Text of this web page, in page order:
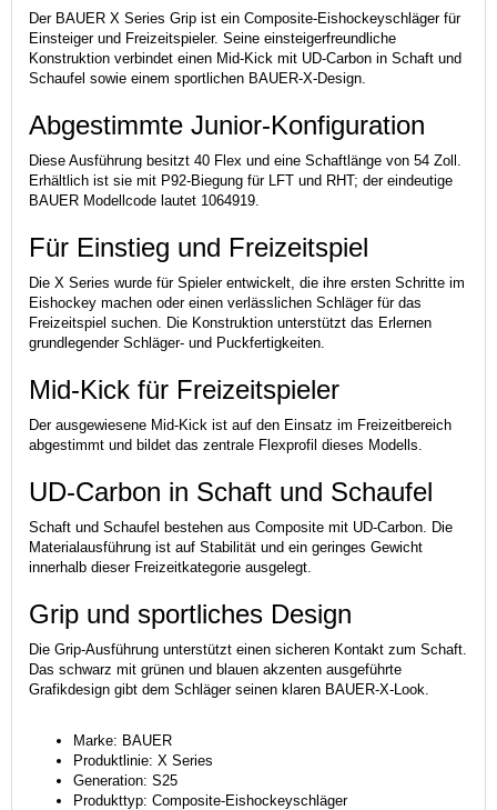
Der BAUER X Series Grip ist ein Composite-Eishockeyschläger für
Einsteiger und Freizeitspieler. Seine einsteigerfreundliche
Konstruktion verbindet einen Mid-Kick mit UD-Carbon in Schaft und
Schaufel sowie einem sportlichen BAUER-X-Design.
Abgestimmte Junior-Konfiguration
Diese Ausführung besitzt 40 Flex und eine Schaftlänge von 54 Zoll.
Erhältlich ist sie mit P92-Biegung für LFT und RHT; der eindeutige
BAUER Modellcode lautet 1064919.
Für Einstieg und Freizeitspiel
Die X Series wurde für Spieler entwickelt, die ihre ersten Schritte im
Eishockey machen oder einen verlässlichen Schläger für das
Freizeitspiel suchen. Die Konstruktion unterstützt das Erlernen
grundlegender Schläger- und Puckfertigkeiten.
Mid-Kick für Freizeitspieler
Der ausgewiesene Mid-Kick ist auf den Einsatz im Freizeitbereich
abgestimmt und bildet das zentrale Flexprofil dieses Modells.
UD-Carbon in Schaft und Schaufel
Schaft und Schaufel bestehen aus Composite mit UD-Carbon. Die
Materialausführung ist auf Stabilität und ein geringes Gewicht
innerhalb dieser Freizeitkategorie ausgelegt.
Grip und sportliches Design
Die Grip-Ausführung unterstützt einen sicheren Kontakt zum Schaft.
Das schwarz mit grünen und blauen akzenten ausgeführte
Grafikdesign gibt dem Schläger seinen klaren BAUER-X-Look.
Marke: BAUER
Produktlinie: X Series
Generation: S25
Produkttyp: Composite-Eishockeyschläger